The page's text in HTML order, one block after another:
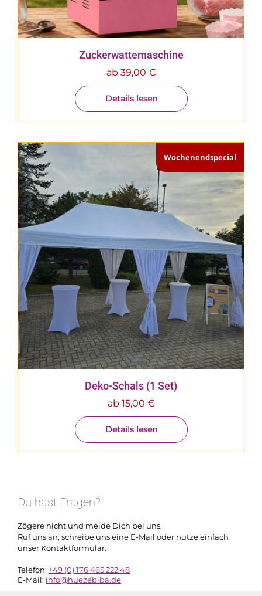
Zuckerwattemaschine
ab 39,00 €
Details lesen
Wochenendspecial
Deko-Schals (1 Set)
ab 15,00 €
Details lesen
Du hast Fragen?
Zögere nicht und melde Dich bei uns.
Ruf uns an, schreibe uns eine E-Mail oder nutze einfach
unser Kontaktformular.
Telefon: +49 (0) 176 465 222 48
E-Mail: info@huezebiba.de